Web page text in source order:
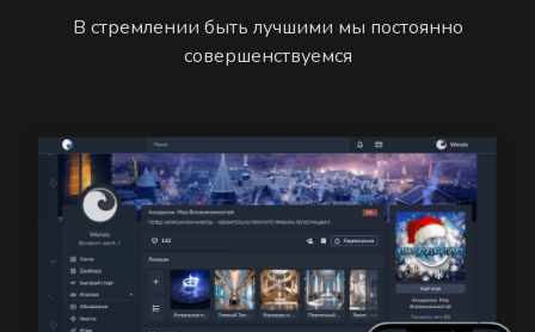
В стремлении быть лучшими мы постоянно
совершенствуемся